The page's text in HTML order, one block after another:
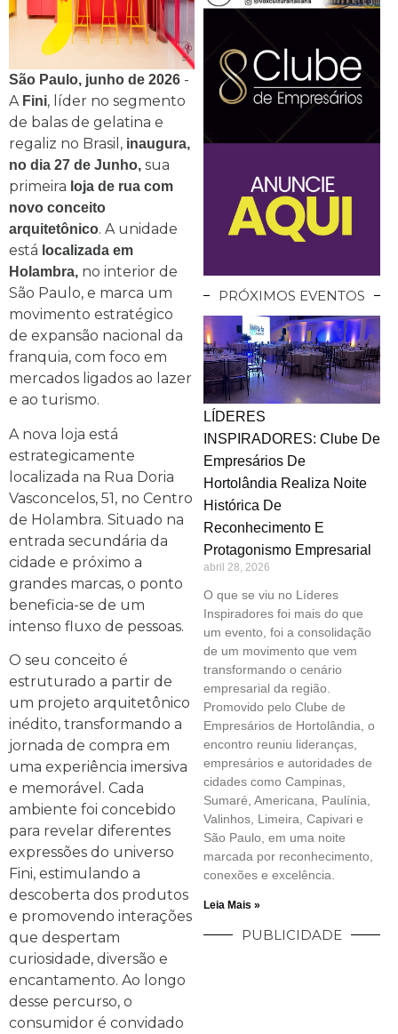
São Paulo, junho de 2026 -
A Fini, líder no segmento
de balas de gelatina e
regaliz no Brasil, inaugura,
no dia 27 de Junho, sua
primeira loja de rua com
novo conceito
arquitetônico. A unidade
está localizada em
Holambra, no interior de
São Paulo, e marca um
movimento estratégico
de expansão nacional da
franquia, com foco em
mercados ligados ao lazer
e ao turismo.
A nova loja está
estrategicamente
localizada na Rua Doria
Vasconcelos, 51, no Centro
de Holambra. Situado na
entrada secundária da
cidade e próximo a
grandes marcas, o ponto
beneficia-se de um
intenso fluxo de pessoas.
O seu conceito é
estruturado a partir de
um projeto arquitetônico
inédito, transformando a
jornada de compra em
uma experiência imersiva
e memorável. Cada
ambiente foi concebido
para revelar diferentes
expressões do universo
Fini, estimulando a
descoberta dos produtos
e promovendo interações
que despertam
curiosidade, diversão e
encantamento. Ao longo
desse percurso, o
consumidor é convidado
PRÓXIMOS EVENTOS
LÍDERES
INSPIRADORES: Clube De
Empresários De
Hortolândia Realiza Noite
Histórica De
Reconhecimento E
Protagonismo Empresarial
abril 28, 2026
O que se viu no Líderes
Inspiradores foi mais do que
um evento, foi a consolidação
de um movimento que vem
transformando o cenário
empresarial da região.
Promovido pelo Clube de
Empresários de Hortolândia, o
encontro reuniu lideranças,
empresários e autoridades de
cidades como Campinas,
Sumaré, Americana, Paulínia,
Valinhos, Limeira, Capivari e
São Paulo, em uma noite
marcada por reconhecimento,
conexões e excelência.
Leia Mais »
PUBLICIDADE